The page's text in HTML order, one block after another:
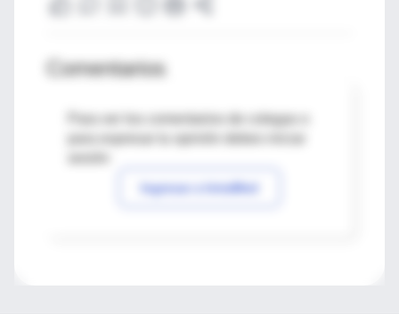
Comentarios
Para ver los comentarios de colegas o
Ingresar a IntraMed